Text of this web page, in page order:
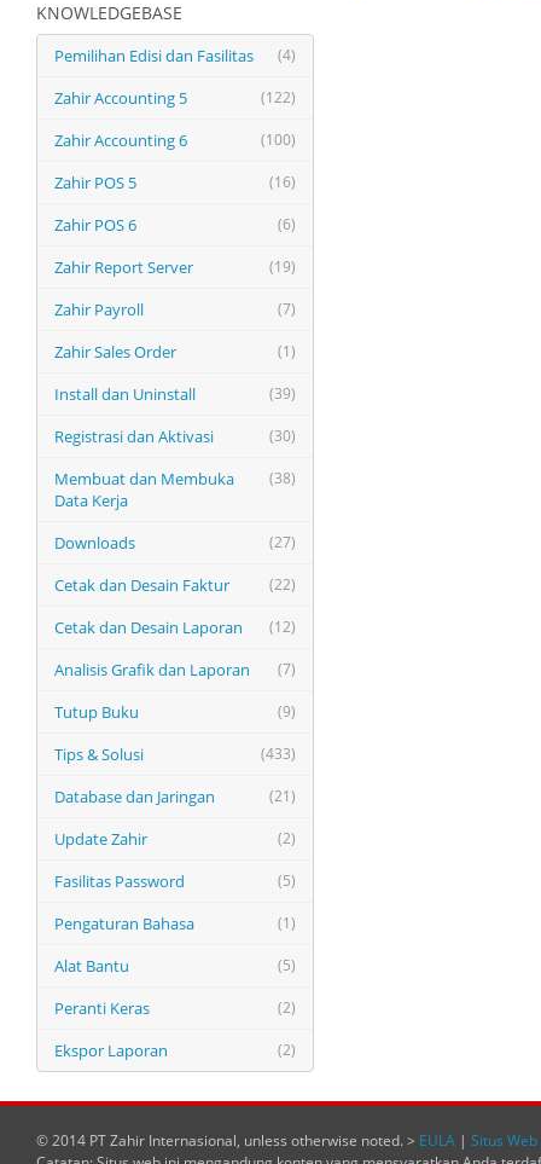
KNOWLEDGEBASE
(4)
Pemilihan Edisi dan Fasilitas
(122)
Zahir Accounting 5
(100)
Zahir Accounting 6
(16)
Zahir POS 5
(6)
Zahir POS 6
(19)
Zahir Report Server
(7)
Zahir Payroll
(1)
Zahir Sales Order
(39)
Install dan Uninstall
(30)
Registrasi dan Aktivasi
(38)
Membuat dan Membuka
Data Kerja
(27)
Downloads
(22)
Cetak dan Desain Faktur
(12)
Cetak dan Desain Laporan
(7)
Analisis Grafik dan Laporan
(9)
Tutup Buku
(433)
Tips & Solusi
(21)
Database dan Jaringan
(2)
Update Zahir
(5)
Fasilitas Password
(1)
Pengaturan Bahasa
(5)
Alat Bantu
(2)
Peranti Keras
(2)
Ekspor Laporan
© 2014 PT Zahir Internasional, unless otherwise noted. > EULA | Situs